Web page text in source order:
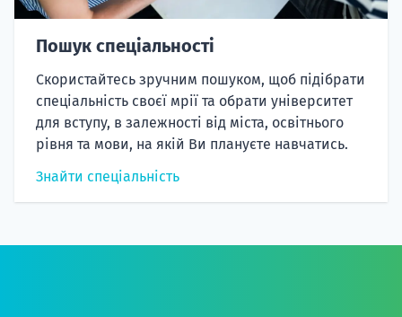
Пошук спеціальності
Скористайтесь зручним пошуком, щоб підібрати
спеціальність своєї мрії та обрати університет
для вступу, в залежності від міста, освітнього
рівня та мови, на якій Ви плануєте навчатись.
Знайти спеціальність